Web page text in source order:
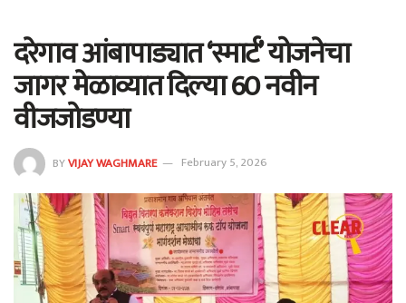
दरेगाव आंबापाड्यात ‘स्मार्ट’ योजनेचा
जागर मेळाव्यात दिल्या 60 नवीन
वीजजोडण्या
BYVIJAY WAGHMARE February 5, 2026